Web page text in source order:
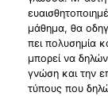
μάθημα, θα
πει πολυσημία
μπορεί να
γνώση και την
τύπους που